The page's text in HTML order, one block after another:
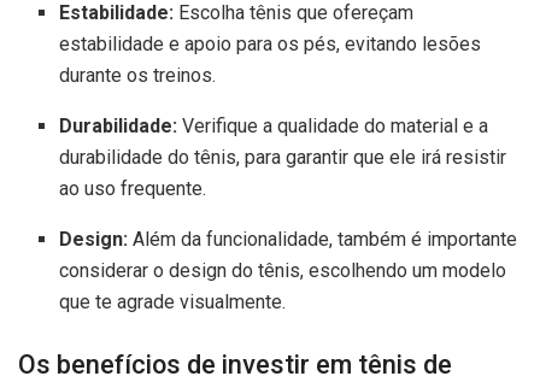
Estabilidade: Escolha tênis que ofereçam
estabilidade e apoio para os pés, evitando lesões
durante os treinos.
Durabilidade: Verifique a qualidade do material e a
durabilidade do tênis, para garantir que ele irá resistir
ao uso frequente.
Design: Além da funcionalidade, também é importante
considerar o design do tênis, escolhendo um modelo
que te agrade visualmente.
Os benefícios de investir em tênis de